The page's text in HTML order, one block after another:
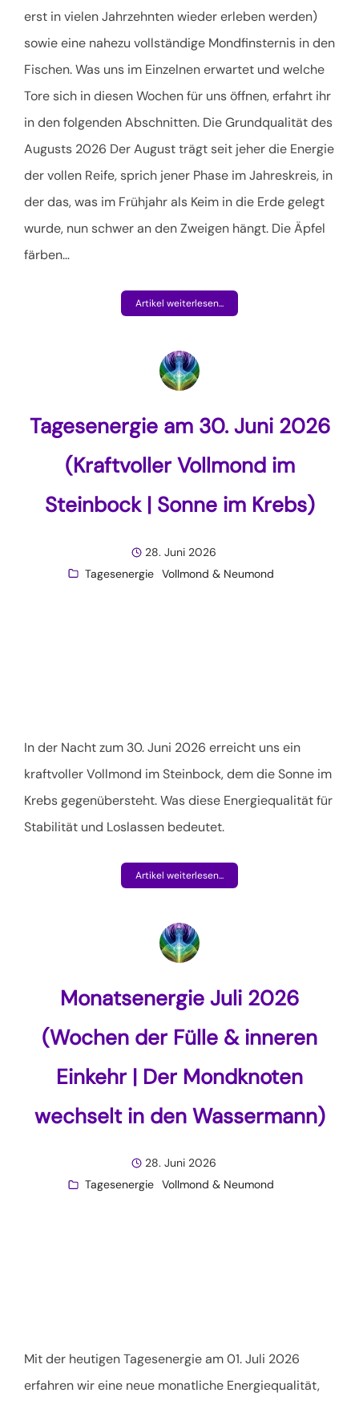
erst in vielen Jahrzehnten wieder erleben werden)
sowie eine nahezu vollständige Mondfinsternis in den
Fischen. Was uns im Einzelnen erwartet und welche
Tore sich in diesen Wochen für uns öffnen, erfahrt ihr
in den folgenden Abschnitten. Die Grundqualität des
Augusts 2026 Der August trägt seit jeher die Energie
der vollen Reife, sprich jener Phase im Jahreskreis, in
der das, was im Frühjahr als Keim in die Erde gelegt
wurde, nun schwer an den Zweigen hängt. Die Äpfel
färben…
Artikel weiterlesen...
Tagesenergie am 30. Juni 2026
(Kraftvoller Vollmond im
Steinbock | Sonne im Krebs)
28. Juni 2026
Tagesenergie Vollmond & Neumond
In der Nacht zum 30. Juni 2026 erreicht uns ein
kraftvoller Vollmond im Steinbock, dem die Sonne im
Krebs gegenübersteht. Was diese Energiequalität für
Stabilität und Loslassen bedeutet.
Artikel weiterlesen...
Monatsenergie Juli 2026
(Wochen der Fülle & inneren
Einkehr | Der Mondknoten
wechselt in den Wassermann)
28. Juni 2026
Tagesenergie Vollmond & Neumond
Mit der heutigen Tagesenergie am 01. Juli 2026
erfahren wir eine neue monatliche Energiequalität,